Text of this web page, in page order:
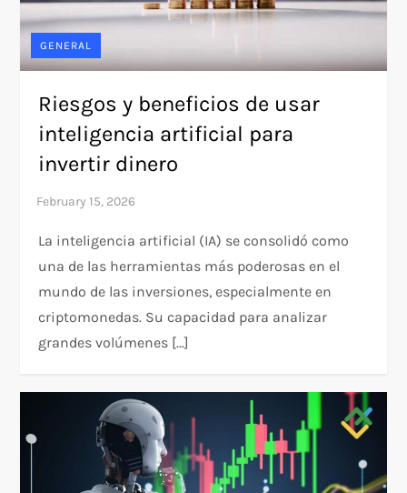
GENERAL
Riesgos y beneficios de usar
inteligencia artificial para
invertir dinero
La inteligencia artificial (IA) se consolidó como
una de las herramientas más poderosas en el
mundo de las inversiones, especialmente en
criptomonedas. Su capacidad para analizar
grandes volúmenes […]